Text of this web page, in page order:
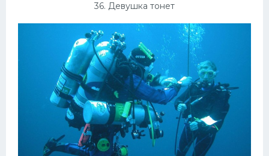
36. Девушка тонет